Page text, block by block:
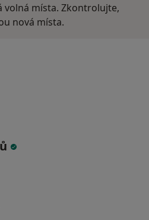
volná místa. Zkontrolujte,
nová místa.